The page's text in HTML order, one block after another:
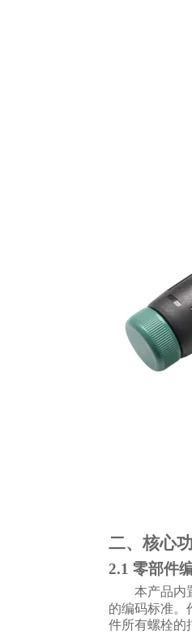
二、核心
2.1 零部件
本产品内
的编码标准。
件所有螺栓的